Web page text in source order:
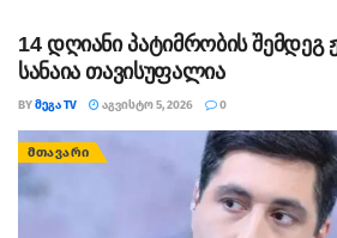
14 დღიანი პატიმრობის შემდეგ
სანაია თავისუფალია
BYᲛᲔᲒᲐ TV ᲐᲒᲕᲘᲡᲢᲝ 5, 2026 0
ᲛᲗᲐᲕᲐᲠᲘ